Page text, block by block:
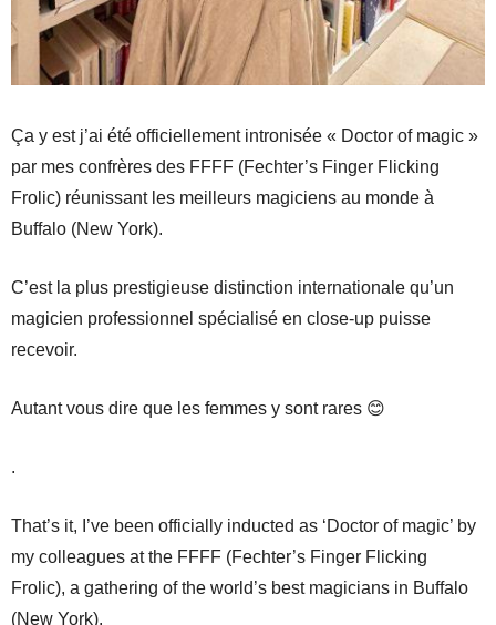
Ça y est j’ai été officiellement intronisée « Doctor of magic »
par mes confrères des FFFF (Fechter’s Finger Flicking
Frolic) réunissant les meilleurs magiciens au monde à
Buffalo (New York).
C’est la plus prestigieuse distinction internationale qu’un
magicien professionnel spécialisé en close-up puisse
recevoir.
Autant vous dire que les femmes y sont rares 😊
.
That’s it, I’ve been officially inducted as ‘Doctor of magic’ by
my colleagues at the FFFF (Fechter’s Finger Flicking
Frolic), a gathering of the world’s best magicians in Buffalo
(New York).